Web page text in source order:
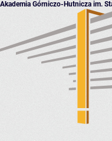
Akademia Górniczo-Hutnicza im.